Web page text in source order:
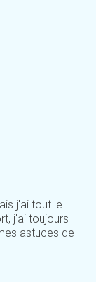
j'ai tout le
j'ai toujours
astuces de